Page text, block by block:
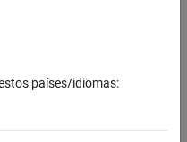
países/idiomas: